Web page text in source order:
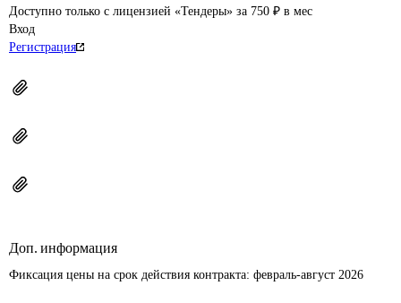
Доступно только с лицензией «Тендеры» за 750 ₽ в мес
Вход
Регистрация
Доп. информация
Фиксация цены на срок действия контракта: февраль-август 2026